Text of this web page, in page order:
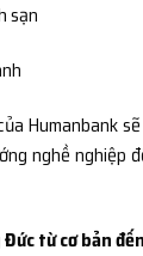
sạn
Humanbank
nghề nghiệp
từ cơ bản